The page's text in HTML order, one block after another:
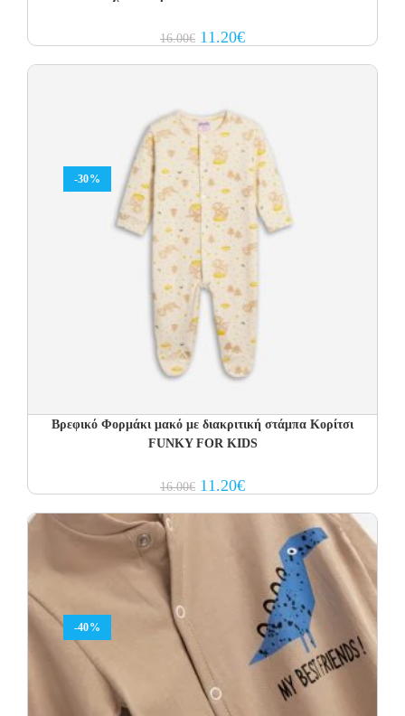
16.00€ Original
price
11.20€Current
price
-30%
Βρεφικό Φορμάκι μακό με διακριτική στάμπα Κορίτσι
FUNKY FOR KIDS
16.00€ Original
price
11.20€Current
price
-40%